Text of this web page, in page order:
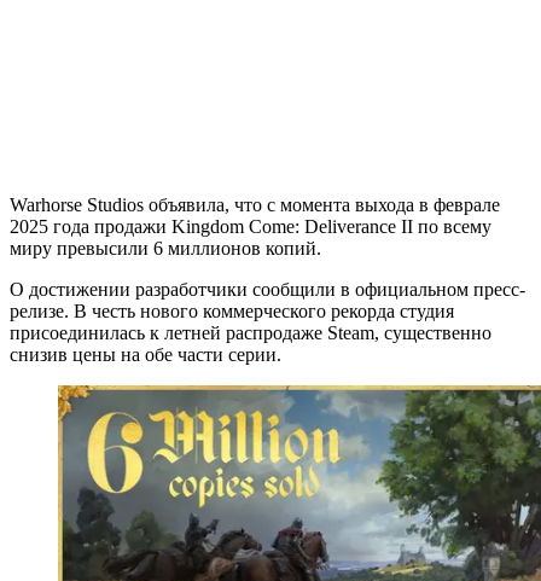
Warhorse Studios объявила, что с момента выхода в феврале
2025 года продажи Kingdom Come: Deliverance II по всему
миру превысили 6 миллионов копий.
О достижении разработчики сообщили в официальном пресс-
релизе. В честь нового коммерческого рекорда студия
присоединилась к летней распродаже Steam, существенно
снизив цены на обе части серии.